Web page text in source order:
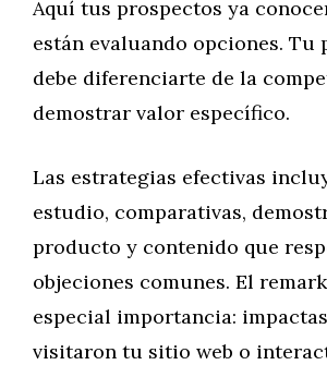
Aquí tus prospectos ya
están evaluando opciones. Tu
debe diferenciarte de la
demostrar valor específico.
Las estrategias efectivas
estudio, comparativas,
producto y contenido que
objeciones comunes. El
especial importancia:
visitaron tu sitio web o